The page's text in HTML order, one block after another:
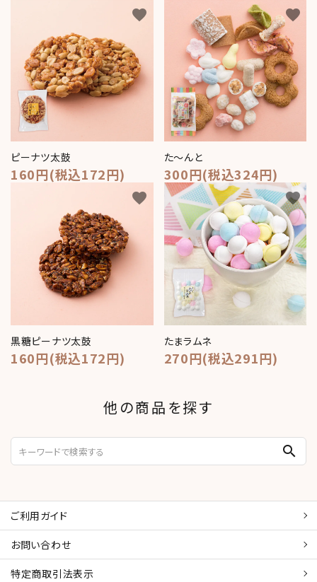
ピーナツ太鼓
160円(税込172円)
favorite
た～んと
300円(税込324円)
favorite
黒糖ピーナツ太鼓
160円(税込172円)
favorite
たまラムネ
270円(税込291円)
favorite
他の商品を探す
search
ご利用ガイド
お問い合わせ
特定商取引法表示